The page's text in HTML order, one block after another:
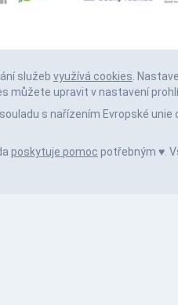
služeb využívá cookies.
můžete upravit v nastavení
s nařízením Evropské unie
poskytuje pomoc potřebným ♥️.